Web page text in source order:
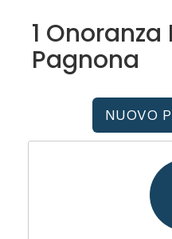
1
Pagnona
NUOVO